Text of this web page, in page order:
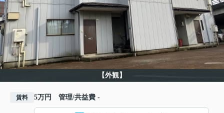
【外観】
賃料 5万円 管理/共益費 -